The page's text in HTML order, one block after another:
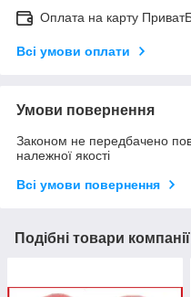
Оплата на карту
Всі умови оплати
Умови повернення
Законом не передбачено
належної якості
Всі умови повернення
Подібні товари компанії